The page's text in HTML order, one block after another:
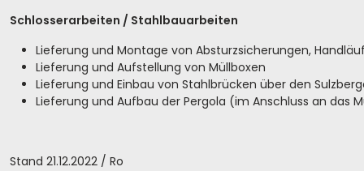
Schlosserarbeiten / Stahlbauarbeiten
Lieferung und Montage von Absturzsicherungen,
Lieferung und Aufstellung von Müllboxen
Lieferung und Einbau von Stahlbrücken über den
Lieferung und Aufbau der Pergola (im Anschluss an das
Stand 21.12.2022 / Ro